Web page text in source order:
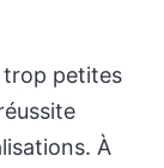
trop petites
À